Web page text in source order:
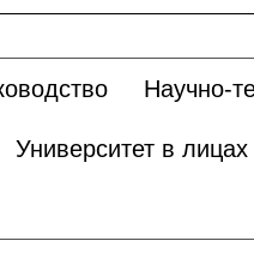
Научно-
Университет в лицах